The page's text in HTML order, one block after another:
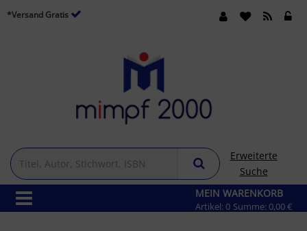
*Versand Gratis
Erweiterte
Suche
MEIN WARENKORB
Artikel: 0 Summe: 0,00 €